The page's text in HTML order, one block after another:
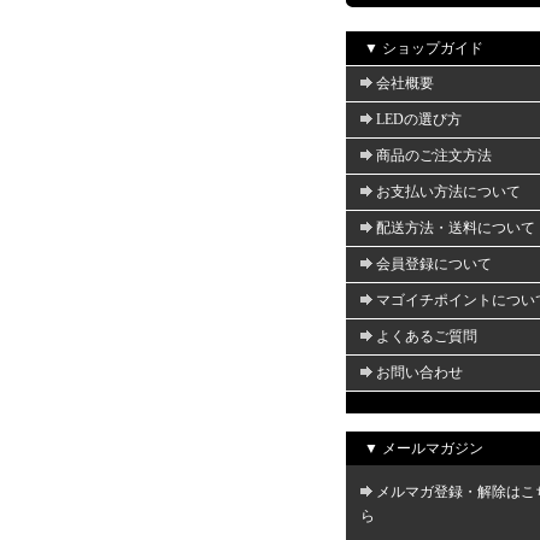
▼ ショップガイド
会社概要
LEDの選び方
商品のご注文方法
お支払い方法について
配送方法・送料について
会員登録について
マゴイチポイントについ
よくあるご質問
お問い合わせ
▼ メールマガジン
メルマガ登録・解除はこ
ら